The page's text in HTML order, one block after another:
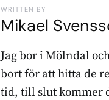
WRITTEN BY
Mikael
Jag bor i Mölndal
bort för att hitta de
tid, till slut kommer